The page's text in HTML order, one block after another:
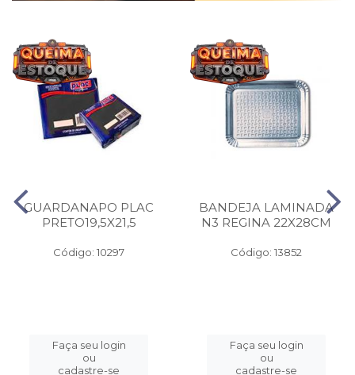
GUARDANAPO PLAC
PRETO19,5X21,5
Código: 10297
Faça seu login
ou
cadastre-se
BANDEJA LAMINADA
N3 REGINA 22X28CM
Código: 13852
Faça seu login
ou
cadastre-se